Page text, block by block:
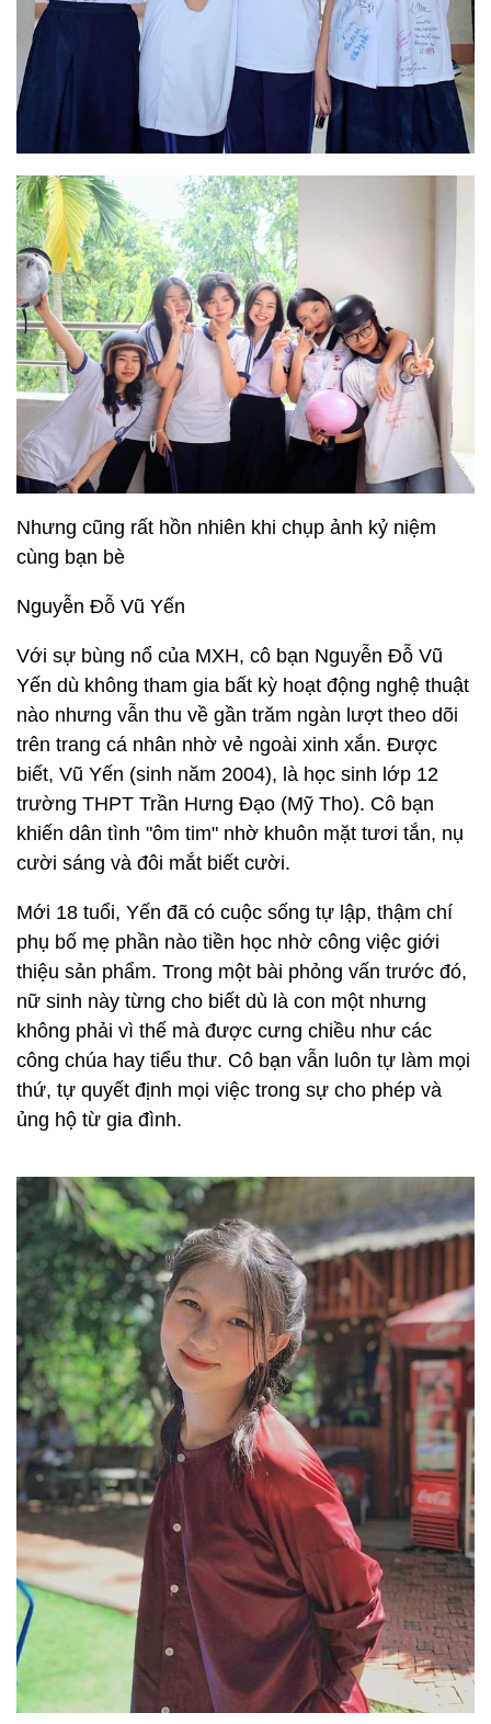
Nhưng cũng rất hồn nhiên khi chụp ảnh kỷ niệm
cùng bạn bè
Nguyễn Đỗ Vũ Yến
Với sự bùng nổ của MXH, cô bạn Nguyễn Đỗ Vũ
Yến dù không tham gia bất kỳ hoạt động nghệ thuật
nào nhưng vẫn thu về gần trăm ngàn lượt theo dõi
trên trang cá nhân nhờ vẻ ngoài xinh xắn. Được
biết, Vũ Yến (sinh năm 2004), là học sinh lớp 12
trường THPT Trần Hưng Đạo (Mỹ Tho). Cô bạn
khiến dân tình "ôm tim" nhờ khuôn mặt tươi tắn, nụ
cười sáng và đôi mắt biết cười.
Mới 18 tuổi, Yến đã có cuộc sống tự lập, thậm chí
phụ bố mẹ phần nào tiền học nhờ công việc giới
thiệu sản phẩm. Trong một bài phỏng vấn trước đó,
nữ sinh này từng cho biết dù là con một nhưng
không phải vì thế mà được cưng chiều như các
công chúa hay tiểu thư. Cô bạn vẫn luôn tự làm mọi
thứ, tự quyết định mọi việc trong sự cho phép và
ủng hộ từ gia đình.